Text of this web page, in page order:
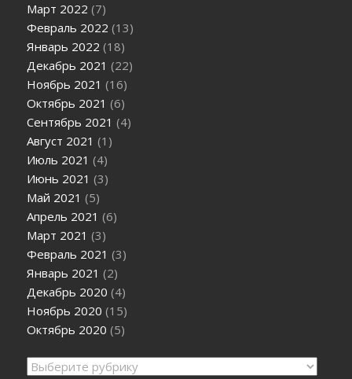
Март 2022 (7)
Февраль 2022 (13)
Январь 2022 (18)
Декабрь 2021 (22)
Ноябрь 2021 (16)
Октябрь 2021 (6)
Сентябрь 2021 (4)
Август 2021 (1)
Июль 2021 (4)
Июнь 2021 (3)
Май 2021 (5)
Апрель 2021 (6)
Март 2021 (3)
Февраль 2021 (3)
Январь 2021 (2)
Декабрь 2020 (4)
Ноябрь 2020 (15)
Октябрь 2020 (5)
Рубрики